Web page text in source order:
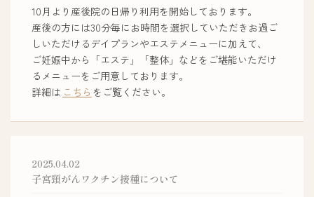
10月より産後院の日帰り利用を開始しております。
産後の方には30分毎にお時間を選択していただきお過ご
しいただけるデイプランやエステメニューに加えて、
ご妊娠中から「エステ」「整体」などをご堪能いただけ
るメニューをご用意しております。
詳細は こちら をご覧ください。
2025.04.02
子宮頸がんワクチン接種について